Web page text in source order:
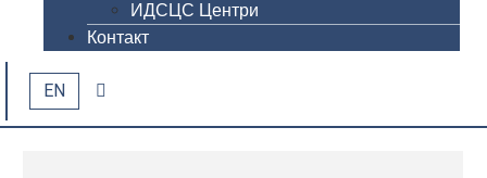
ИДСЦС Центри
Контакт
EN